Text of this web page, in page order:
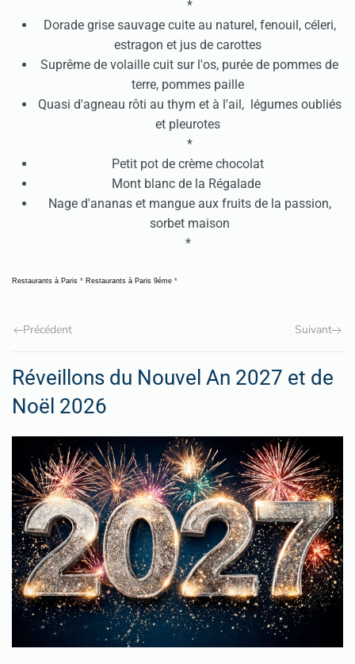
*
Dorade grise sauvage cuite au naturel, fenouil, céleri,
estragon et jus de carottes
Suprême de volaille cuit sur l'os, purée de pommes de
terre, pommes paille
Quasi d'agneau rôti au thym et à l'ail, légumes oubliés
et pleurotes
*
Petit pot de crème chocolat
Mont blanc de la Régalade
Nage d'ananas et mangue aux fruits de la passion,
sorbet maison
*
Restaurants à Paris * Restaurants à Paris 9éme *
Précédent Suivant
Réveillons du Nouvel An 2027 et de
Noël 2026